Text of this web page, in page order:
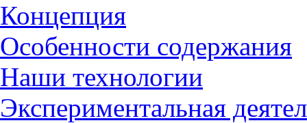
Концепция
Особенности содержания
Наши технологии
Экспериментальная